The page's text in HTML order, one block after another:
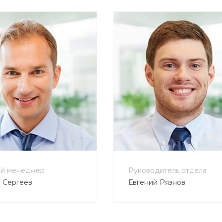
менеджер
900-80-90
Руководитель отдела
Евгений Рязнов
+7 800 900-80-90
no-reply@intecweb.ru